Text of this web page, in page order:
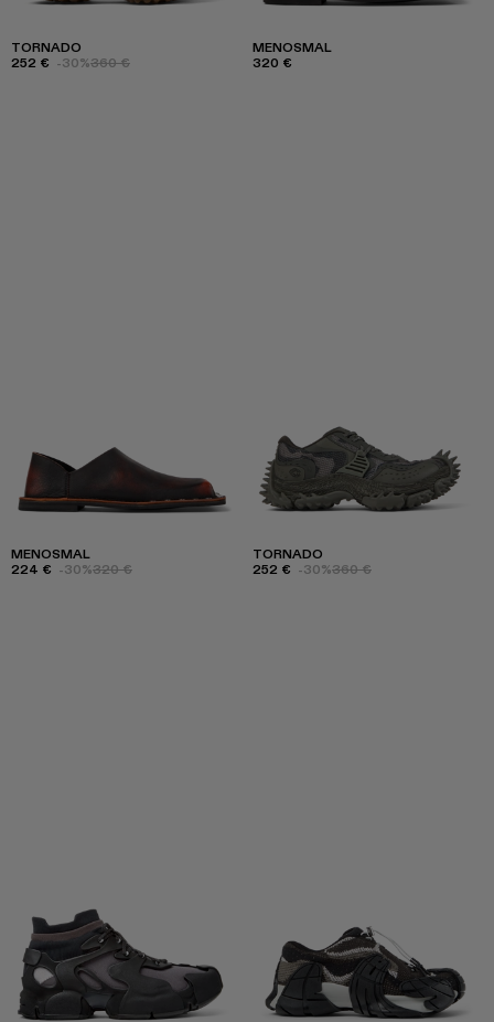
TORNADO
252 € -30%360 €
MENOSMAL
320 €
MENOSMAL
224 € -30%320 €
TORNADO
252 € -30%360 €